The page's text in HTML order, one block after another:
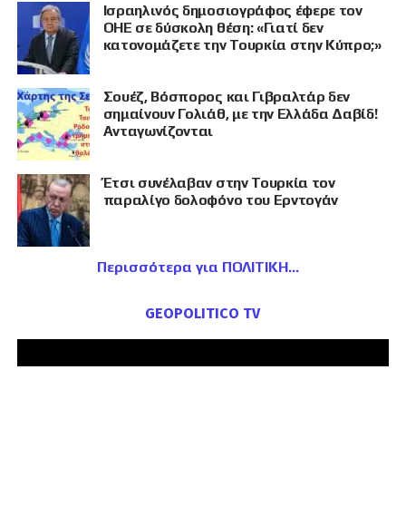
Ισραηλινός δημοσιογράφος έφερε τον
ΟΗΕ σε δύσκολη θέση: «Γιατί δεν
κατονομάζετε την Τουρκία στην Κύπρο;»
Σουέζ, Βόσπορος και Γιβραλτάρ δεν
σημαίνουν Γολιάθ, με την Ελλάδα Δαβίδ!
Ανταγωνίζονται
Έτσι συνέλαβαν στην Τουρκία τον
παραλίγο δολοφόνο του Ερντογάν
Περισσότερα για ΠΟΛΙΤΙΚΗ
GEOPOLITICO TV